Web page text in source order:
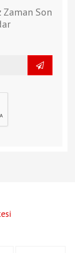
Zaman Son